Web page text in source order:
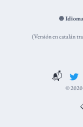
🌐
(Versión en catalán
📬
©